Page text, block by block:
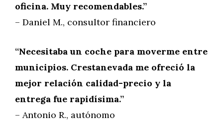
oficina. Muy recomendables.”
– Daniel M., consultor financiero
“Necesitaba un coche para moverme entre
municipios. Crestanevada me ofreció la
mejor relación calidad-precio y la
entrega fue rapidísima.”
– Antonio R., autónomo